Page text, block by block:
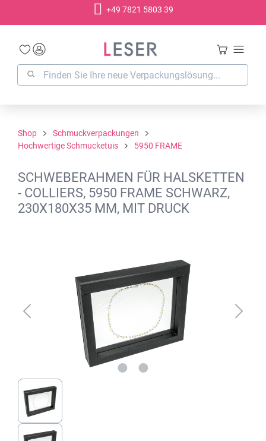
+49 7821 5803 39
Shop
Schmuckverpackungen
Hochwertige Schmucketuis
5950 FRAME
SCHWEBERAHMEN FÜR HALSKETTEN
- COLLIERS, 5950 FRAME SCHWARZ,
230X180X35 MM, MIT DRUCK